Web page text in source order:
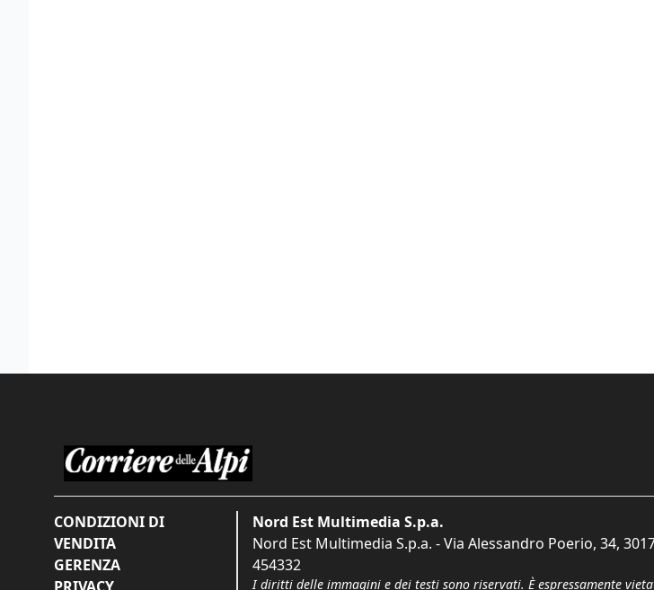
CONDIZIONI DI
VENDITA
GERENZA
Nord Est Multimedia S.p.a.
Nord Est Multimedia S.p.a. - Via Alessandro Poerio, 34,
454332
I diritti delle immagini e dei testi sono riservati. È espressamente